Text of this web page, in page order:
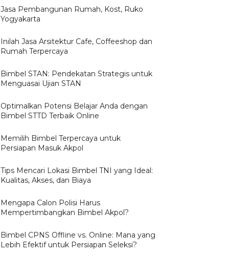
Jasa Pembangunan Rumah, Kost, Ruko
Yogyakarta
Inilah Jasa Arsitektur Cafe, Coffeeshop dan
Rumah Terpercaya
Bimbel STAN: Pendekatan Strategis untuk
Menguasai Ujian STAN
Optimalkan Potensi Belajar Anda dengan
Bimbel STTD Terbaik Online
Memilih Bimbel Terpercaya untuk
Persiapan Masuk Akpol
Tips Mencari Lokasi Bimbel TNI yang Ideal:
Kualitas, Akses, dan Biaya
Mengapa Calon Polisi Harus
Mempertimbangkan Bimbel Akpol?
Bimbel CPNS Offline vs. Online: Mana yang
Lebih Efektif untuk Persiapan Seleksi?